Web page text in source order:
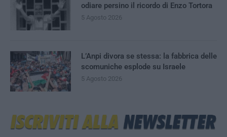
odiare persino il ricordo di Enzo Tortora
5 Agosto 2026
L’Anpi divora se stessa: la fabbrica delle
scomuniche esplode su Israele
5 Agosto 2026